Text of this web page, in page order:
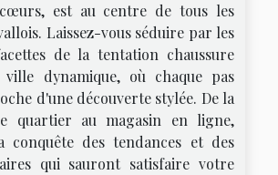
est au centre de tous les
Laissez-vous séduire par les
de la tentation chaussure
ville dynamique, où chaque pas
d'une découverte stylée. De la
quartier au magasin en ligne,
conquête des tendances et des
qui sauront satisfaire votre